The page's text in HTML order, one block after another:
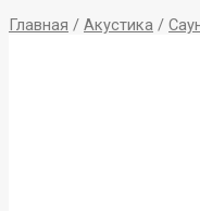
Главная / Акустика /